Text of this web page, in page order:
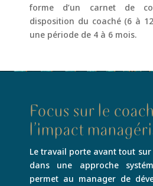
forme d’un carnet de
disposition du coaché (6 à
une période de 4 à 6 mois.
Focus sur le
l’impact
Le travail porte avant tout
dans une approche
permet au manager de